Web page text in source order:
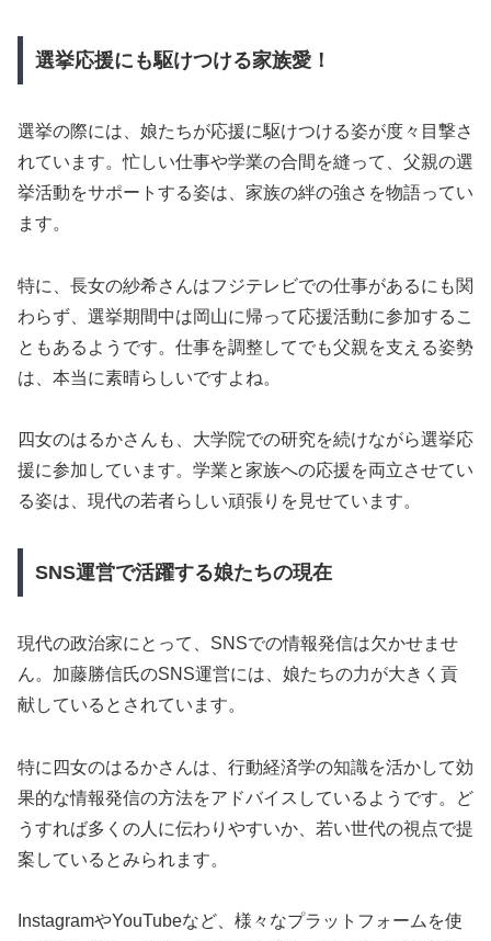
選挙応援にも駆けつける家族愛！
選挙の際には、娘たちが応援に駆けつける姿が度々目撃さ
れています。忙しい仕事や学業の合間を縫って、父親の選
挙活動をサポートする姿は、家族の絆の強さを物語ってい
ます。
特に、長女の紗希さんはフジテレビでの仕事があるにも関
わらず、選挙期間中は岡山に帰って応援活動に参加するこ
ともあるようです。仕事を調整してでも父親を支える姿勢
は、本当に素晴らしいですよね。
四女のはるかさんも、大学院での研究を続けながら選挙応
援に参加しています。学業と家族への応援を両立させてい
る姿は、現代の若者らしい頑張りを見せています。
SNS運営で活躍する娘たちの現在
現代の政治家にとって、SNSでの情報発信は欠かせませ
ん。加藤勝信氏のSNS運営には、娘たちの力が大きく貢
献しているとされています。
特に四女のはるかさんは、行動経済学の知識を活かして効
果的な情報発信の方法をアドバイスしているようです。ど
うすれば多くの人に伝わりやすいか、若い世代の視点で提
案しているとみられます。
InstagramやYouTubeなど、様々なプラットフォームを使